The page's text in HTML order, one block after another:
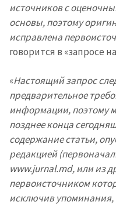
источников с
основы, поэтому
исправлена
говорится в «запросе
«Настоящий запрос
предварительное
информации, поэтому
позднее конца
содержание статьи,
редакцией
www.jurnal.md, или из
первоисточником
исключив упоминания,